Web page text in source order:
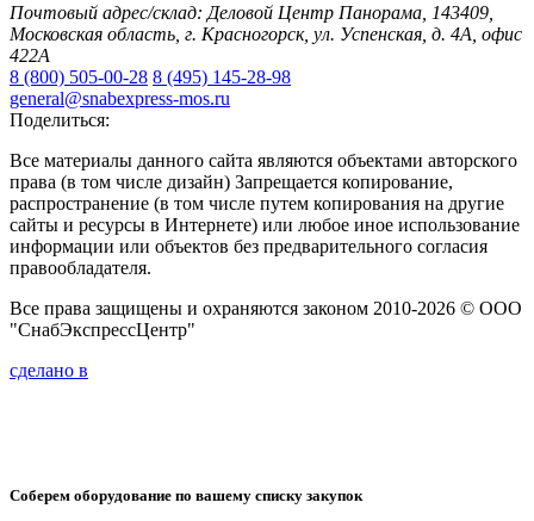
Почтовый адрес/склад: Деловой Центр Панорама, 143409,
Московская область, г. Красногорск, ул. Успенская, д. 4А, офис
422А
8 (800) 505-00-28 8 (495) 145-28-98
general@snabexpress-mos.ru
Поделиться:
Все материалы данного сайта являются объектами авторского
права (в том числе дизайн) Запрещается копирование,
распространение (в том числе путем копирования на другие
сайты и ресурсы в Интернете) или любое иное использование
информации или объектов без предварительного согласия
правообладателя.
Все права защищены и охраняются законом 2010-2026 © ООО
"СнабЭкспрессЦентр"
сделано в
Соберем оборудование по вашему списку закупок